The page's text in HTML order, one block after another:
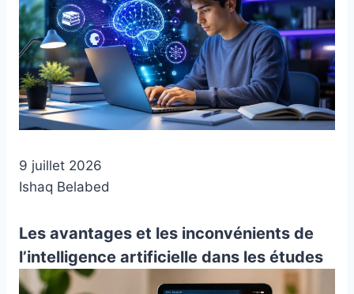
9 juillet 2026
Ishaq Belabed
Les avantages et les inconvénients de
l’intelligence artificielle dans les études